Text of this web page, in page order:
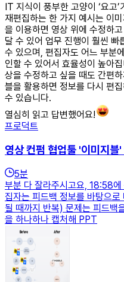
IT 지식이 풍부한 고양이 ‘요고
재편집하는 한 가지 예시는 이
을 이용하면 영상 위에 수정하
달 수 있어 업무 진행이 훨씬
수 있으며, 편집자도 어느 부분
인할 수 있어서 효율성이 높아
상을 수정하고 싶을 때도 간편
블을 활용하면 정보를 다시 편
수 있습니다.
열심히 읽고 답변했어요!
프로덕트
영상 컨펌 협업툴 '이미지블'
5분
부분 다 잘라주시고요, 18:58
집자는 피드백 정보를 바탕으
될 때까지 반복) 문제는 피드백
을 하나하나 캡처해 PPT